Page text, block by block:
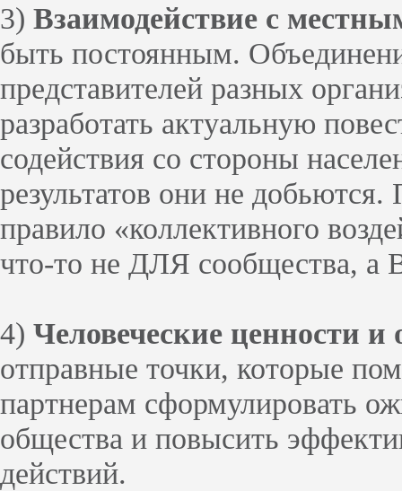
3) Взаимодействие с
быть постоянным.
представителей разных
разработать актуальную
содействия со стороны
результатов они не добьются.
правило «коллективного
что-то не ДЛЯ сообщества,
4) Человеческие ценности
отправные точки, которые
партнерам сформулировать
общества и повысить
действий.